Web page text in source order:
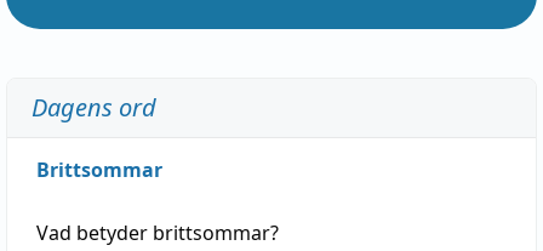
Dagens ord
Brittsommar
Vad betyder brittsommar?